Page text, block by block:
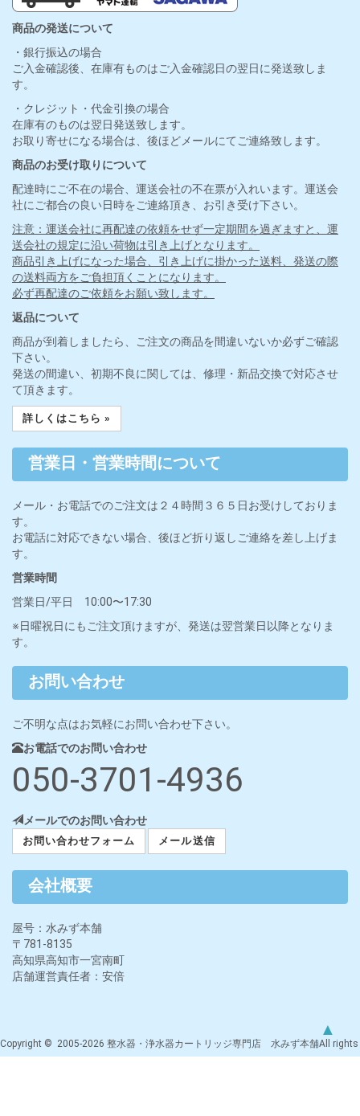
商品の発送について
・銀行振込の場合
ご入金確認後、在庫有ものはご入金確認日の翌日に発送致しま
す。
・クレジット・代金引換の場合
在庫有のものは翌日発送致します。
お取り寄せになる場合は、後ほどメールにてご連絡致します。
商品のお受け取りについて
配達時にご不在の場合、運送会社の不在票が入れいます。運送会
社にご都合の良い日時をご連絡頂き、お引き受け下さい。
注意：運送会社に再配達の依頼をせず一定期間を過ぎますと、運
送会社の規定に沿い荷物は引き上げとなります。
商品引き上げになった場合、引き上げに掛かった送料、発送の際
の送料両方をご負担頂くことになります。
必ず再配達のご依頼をお願い致します。
返品について
商品が到着しましたら、ご注文の商品を間違いないか必ずご確認
下さい。
発送の間違い、初期不良に関しては、修理・新品交換で対応させ
て頂きます。
詳しくはこちら »
営業日・営業時間について
メール・お電話でのご注文は２４時間３６５日お受けしておりま
す。
お電話に対応できない場合、後ほど折り返しご連絡を差し上げま
す。
営業時間
営業日/平日 10:00〜17:30
※日曜祝日にもご注文頂けますが、発送は翌営業日以降となりま
す。
お問い合わせ
ご不明な点はお気軽にお問い合わせ下さい。
お電話でのお問い合わせ
050-3701-4936
メールでのお問い合わせ
お問い合わせフォーム メール送信
会社概要
屋号：水みず本舗
〒781-8135
高知県高知市一宮南町
店舗運営責任者：安倍
Copyright © 2005-2026 整水器・浄水器カートリッジ専門店 水みず本舗All rights
▲